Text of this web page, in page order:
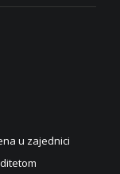
u zajednici